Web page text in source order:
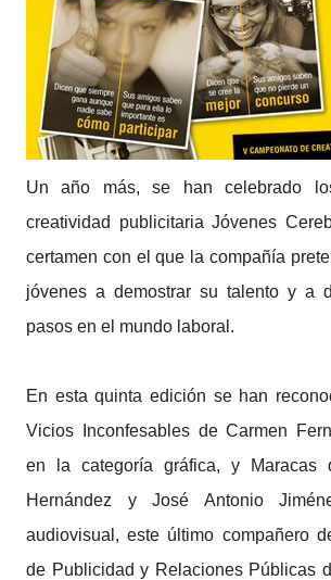
Un año más, se han celebrado
creatividad publicitaria Jóvenes
certamen con el que la compañía
jóvenes a demostrar su talento y a
pasos en el mundo laboral.
En esta quinta edición se han
Vicios Inconfesables de Carmen
en la categoría gráfica, y Maracas
Hernández y José Antonio
audiovisual, este último compañero
de Publicidad y Relaciones Públicas